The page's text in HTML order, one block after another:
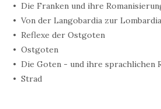
Die Franken und ihre
Von der Langobardia zur Lombardia
Reflexe der Ostgoten
Ostgoten
Die Goten - und ihre sprachlichen
Strad